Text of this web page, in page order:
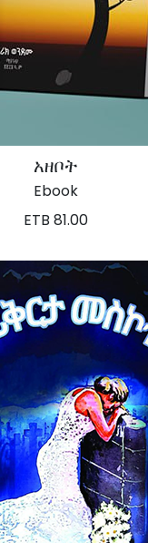
አዘቦት
Ebook
ETB 81.00